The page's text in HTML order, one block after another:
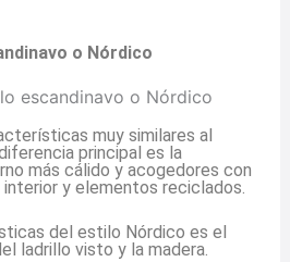
o Nórdico
muy similares al
principal es la
más cálido y acogedores con
y elementos reciclados.
del estilo Nórdico es el
ladrillo visto y la madera.